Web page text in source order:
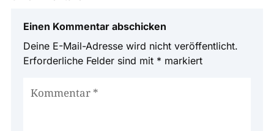
Einen Kommentar abschicken
Deine E-Mail-Adresse wird nicht veröffentlicht.
Erforderliche Felder sind mit * markiert